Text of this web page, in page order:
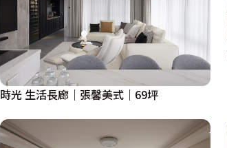
時光 生活長廊｜張馨美式｜69坪